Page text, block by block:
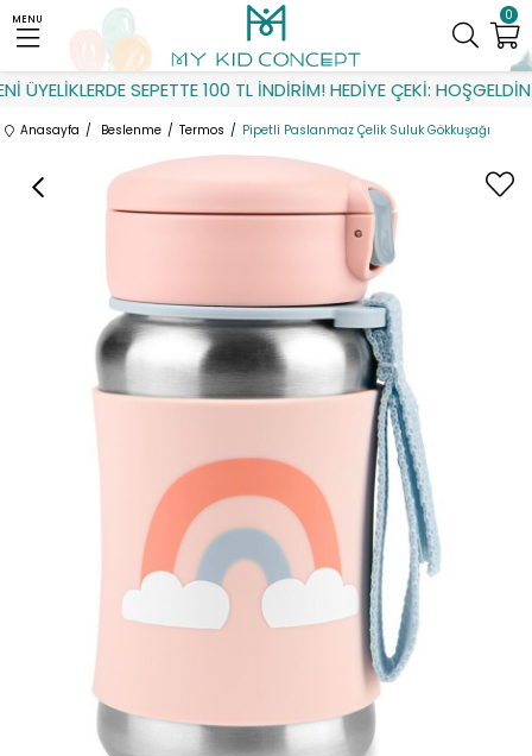
SEPETTE 100 TL İNDİRİM! HEDİYE ÇEKİ: HOŞGELDİN
0
MENU
Anasayfa Beslenme Termos Pipetli Paslanmaz Çelik Suluk Gökkuşağı